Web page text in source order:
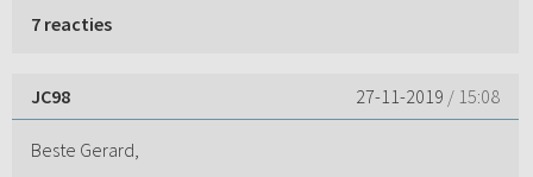
7 reacties
JC98 27-11-2019 / 15:08
Beste Gerard,